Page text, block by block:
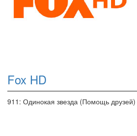
Fox HD
911: Одинокая звезда (Помощь